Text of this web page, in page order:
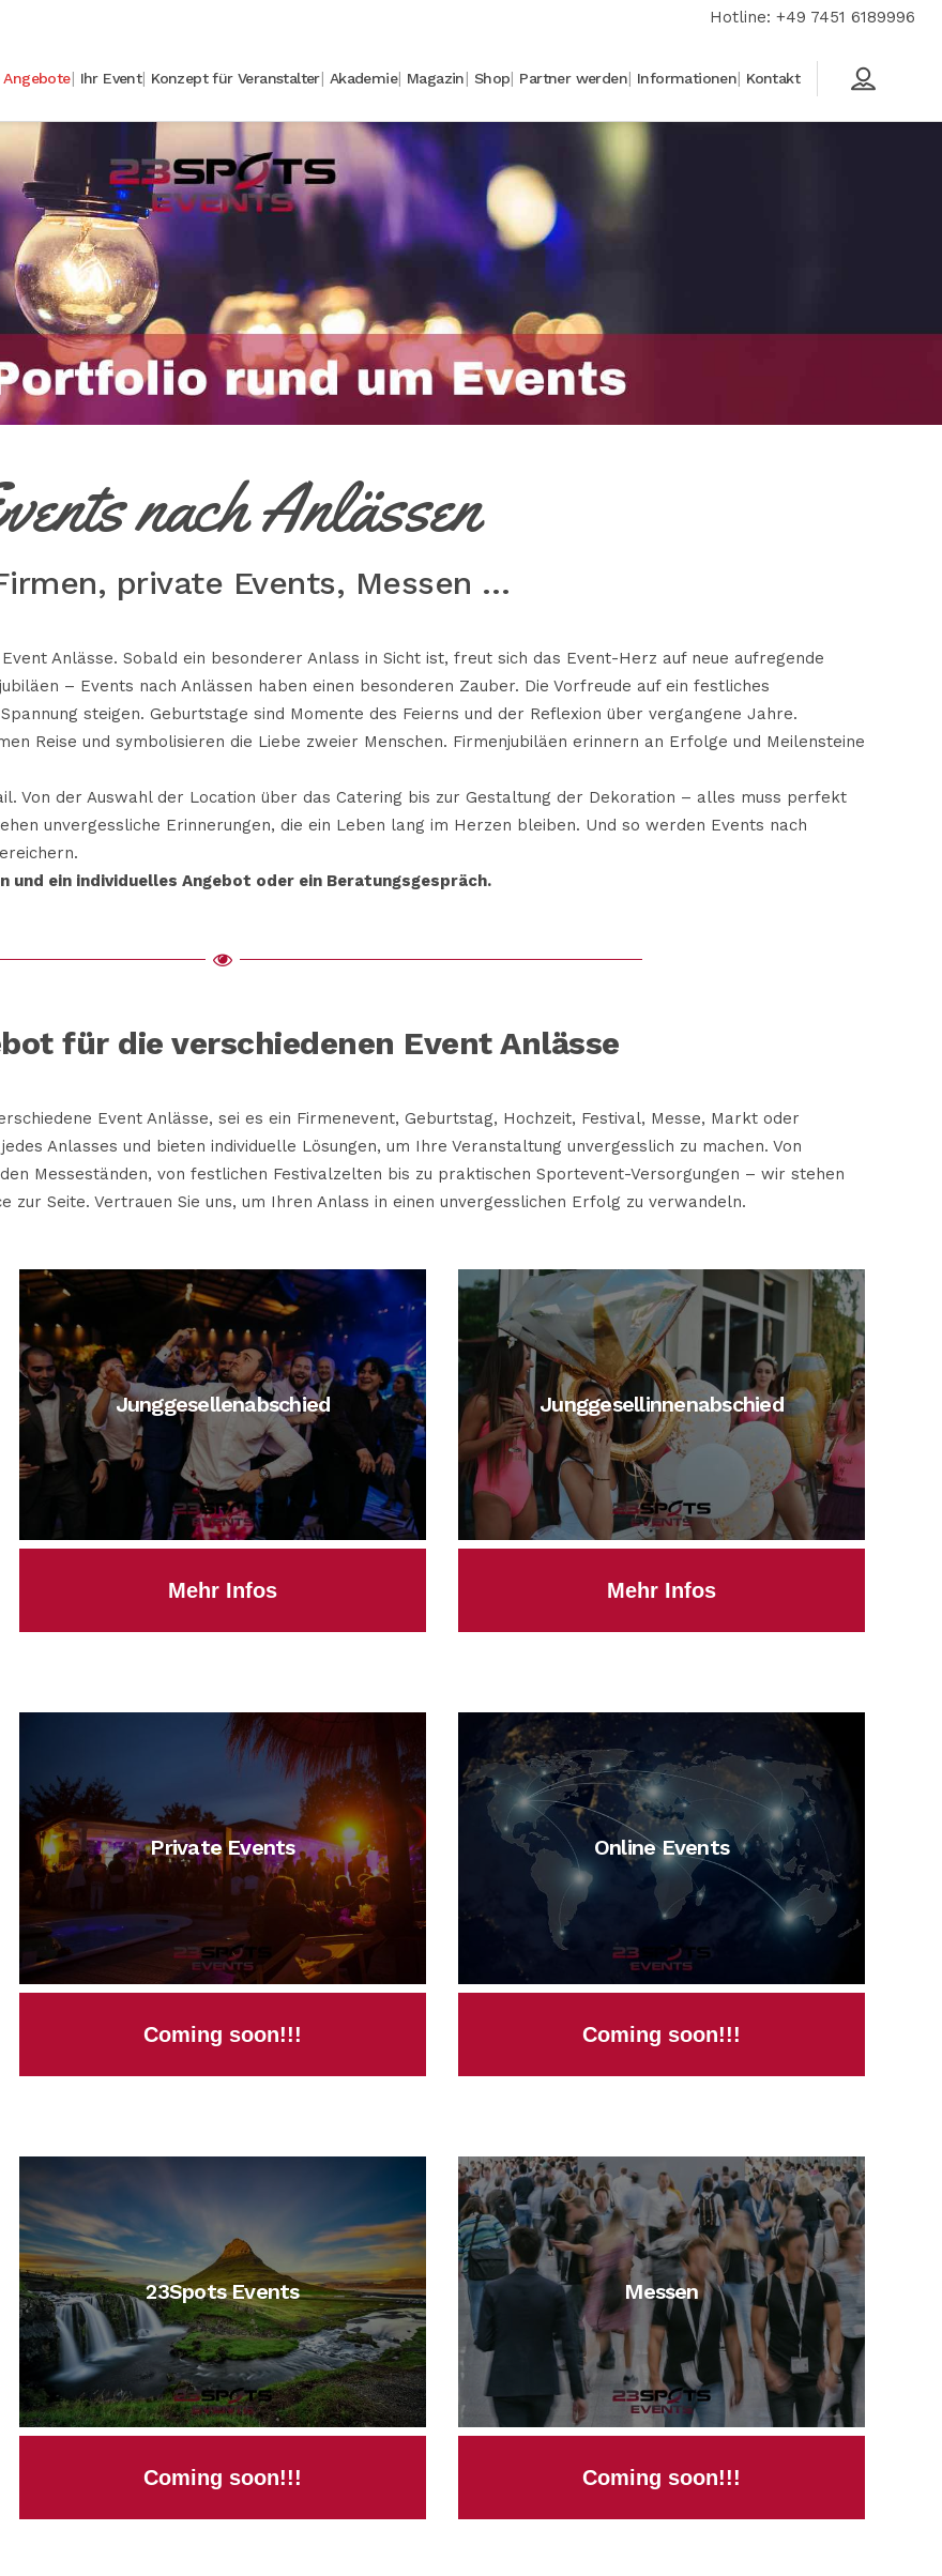
Hotline: +49 7451 6189996
Angebote Ihr Event Konzept für Veranstalter Akademie Magazin Shop Partner werden Informationen Kontakt
nach Anlässen
private Events, Messen …
Anlässe. Sobald ein besonderer Anlass in Sicht ist, freut sich das Event-Herz auf neue aufregende
– Events nach Anlässen haben einen besonderen Zauber. Die Vorfreude auf ein festliches
steigen. Geburtstage sind Momente des Feierns und der Reflexion über vergangene Jahre.
Reise und symbolisieren die Liebe zweier Menschen. Firmenjubiläen erinnern an Erfolge und Meilensteine
Von der Auswahl der Location über das Catering bis zur Gestaltung der Dekoration – alles muss perfekt
unvergessliche Erinnerungen, die ein Leben lang im Herzen bleiben. Und so werden Events nach
ein individuelles Angebot oder ein Beratungsgespräch.
für die verschiedenen Event Anlässe
Event Anlässe, sei es ein Firmenevent, Geburtstag, Hochzeit, Festival, Messe, Markt oder
Anlasses und bieten individuelle Lösungen, um Ihre Veranstaltung unvergesslich zu machen. Von
Messeständen, von festlichen Festivalzelten bis zu praktischen Sportevent-Versorgungen – wir stehen
Seite. Vertrauen Sie uns, um Ihren Anlass in einen unvergesslichen Erfolg zu verwandeln.
Junggesellenabschied
Mehr Infos
Junggesellinnenabschied
Mehr Infos
Private Events
Coming soon!!!
Online Events
Coming soon!!!
23Spots Events
Coming soon!!!
Messen
Coming soon!!!